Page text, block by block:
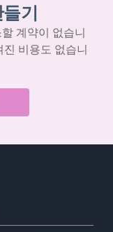
기
계약이 없습니
비용도 없습니